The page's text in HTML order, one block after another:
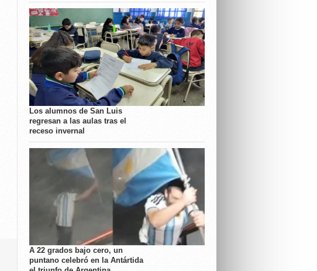
Los alumnos de San Luis
regresan a las aulas tras el
receso invernal
A 22 grados bajo cero, un
puntano celebró en la Antártida